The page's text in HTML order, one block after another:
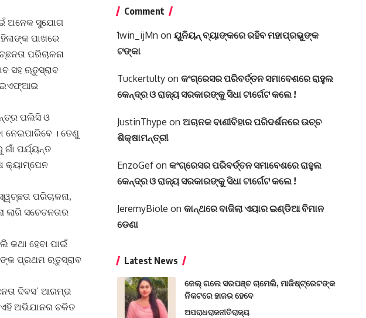
ଅନେକ ସୁଯୋଗ
ପାଖରେ
ପରିଚାଳନା
ସହ ଋତୁସ୍ରାବ
ଆଇଏଫ୍‌ଆଇ
ପଲିସି ଓ
। ତେଣୁ
ପର୍ଯ୍ୟନ୍ତ
କ୍ୟାମ୍ପେନ
ପରିଚାଳନା,
ଲାଗି ସଚେତନତାର
କଥା ହେବା ପାଇଁ
ପ୍ରଥମ ଋତୁସ୍ରାବ
ଦିବସ’ ଆରମ୍ଭ
ଏହି ଅଭିଯାନର ଚଳିତ
Comment
1win_ijMn on ୟୁନିୟନ୍‌ ବ୍ୟାଙ୍କରେ ରହିବ ମହାପ୍ରଭୁଙ୍କ
ଟଙ୍କା
Tuckertultyon କଂଗ୍ରେସର ପରିବର୍ତ୍ତନ ସମାବେଶରେ ରାହୁଲ
କେନ୍ଦ୍ର ଓ ରାଜ୍ୟ ସରକାରଙ୍କୁ ସିଧା ଟାର୍ଗେଟ କଲେ !
JustinThype on ଅଚାନକ ବାଣୀବିହାର ପରିଦର୍ଶନରେ ଉଚ୍ଚ
ଶିକ୍ଷାମନ୍ତ୍ରୀ
EnzoGefon କଂଗ୍ରେସର ପରିବର୍ତ୍ତନ ସମାବେଶରେ ରାହୁଲ
କେନ୍ଦ୍ର ଓ ରାଜ୍ୟ ସରକାରଙ୍କୁ ସିଧା ଟାର୍ଗେଟ କଲେ !
JeremyBiole on କାନ୍ଥରେ ବାଜିଲା ଏୟାର ଇଣ୍ଡିଆ ବିମାନ
ଡେଣା
Latest News
ଜେଲ୍ ଗଲେ ସରପଞ୍ଚ ଚାମେଲି, ମାଜିଷ୍ଟ୍ରେଟଙ୍କ
ନିକଟରେ ହାଜର ହେବେ
ଅପରାଧରାଜନୀତିରାଜ୍ୟ